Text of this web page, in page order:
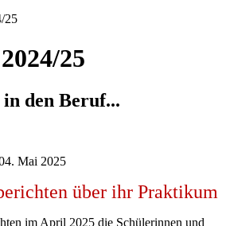
25
25
den Beruf...
Mai 2025
über ihr Praktikum
im April 2025 die Schülerinnen und